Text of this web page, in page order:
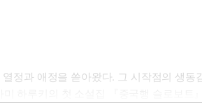
정과 애정을 쏟아왔다. 그 시작점의 생동